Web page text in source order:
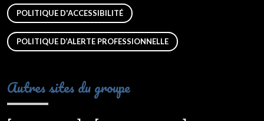
POLITIQUE D'ACCESSIBILITÉ
POLITIQUE D’ALERTE PROFESSIONNELLE
Autres sites du groupe